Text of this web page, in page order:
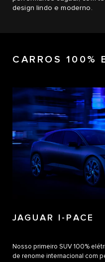
design lindo e moderno.
CARROS 100%
JAGUAR I-PACE
Nosso primeiro SUV 100%
de renome internacional com